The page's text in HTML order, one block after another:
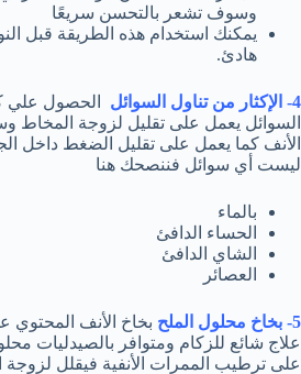
وسوف تشعر بالتحسن سريعًا
يمكنك استخدام هذه الطريقة قبل
هادئ.
4- الإكثار من تناول السوائل
الحصول علي
السوائل يعمل على تقليل لزوجة المخاط
الأنف كما يعمل على تقليل الضغط داخل
ليست أي سوائل فننصحك هنا
بالماء
الحساء الدافئ
الشاي الدافئ
العصائر
5- بخاخ محلول الملح
بخاخ الأنف
علاج شائع للزكام ومتوافر بالصيدليات
على ترطيب الممرات الأنفية فيقلل لزوجة